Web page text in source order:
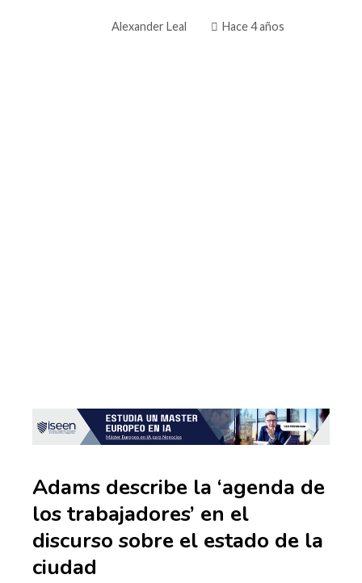
Alexander Leal Hace 4 años
Adams describe la ‘agenda de
los trabajadores’ en el
discurso sobre el estado de la
ciudad